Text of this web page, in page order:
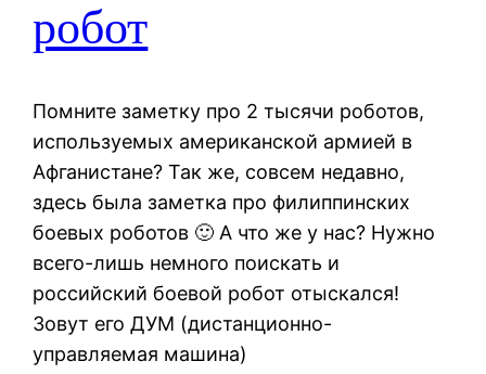
робот
Помните заметку про 2 тысячи роботов,
используемых американской армией в
Афганистане? Так же, совсем недавно,
здесь была заметка про филиппинских
боевых роботов 🙂 А что же у нас? Нужно
всего-лишь немного поискать и
российский боевой робот отыскался!
Зовут его ДУМ (дистанционно-
управляемая машина)